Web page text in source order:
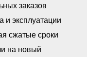
строительные
контроль
заказов
и эксплуатации
сжатые сроки
на новый